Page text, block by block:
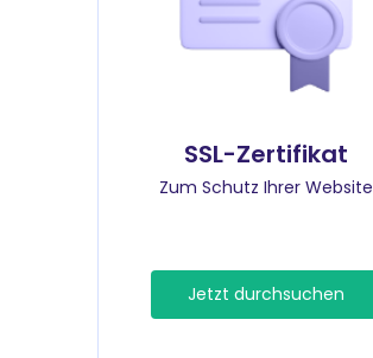
SSL-Zertifikat
Zum Schutz Ihrer Website
Jetzt durchsuchen